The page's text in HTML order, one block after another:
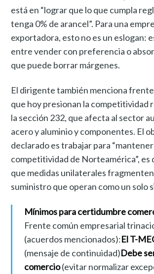
está en “lograr que lo que cumpla
tenga 0% de arancel”. Para una
exportadora, esto no es un eslogan:
entre vender con preferencia o
que puede borrar márgenes.
El dirigente también menciona
que hoy presionan la competitividad
la sección 232, que afecta al sector
acero y aluminio y componentes. El
declarado es trabajar para “mantener
competitividad de Norteamérica”, es
que medidas unilaterales
suministro que operan como un solo
Mínimos para certidumbre
Frente común empresarial
(acuerdos mencionados):El T-
(mensaje de continuidad)Debe
comercio(evitar normalizar